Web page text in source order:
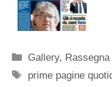
Categorie
Gallery,
Tag
prime pagine